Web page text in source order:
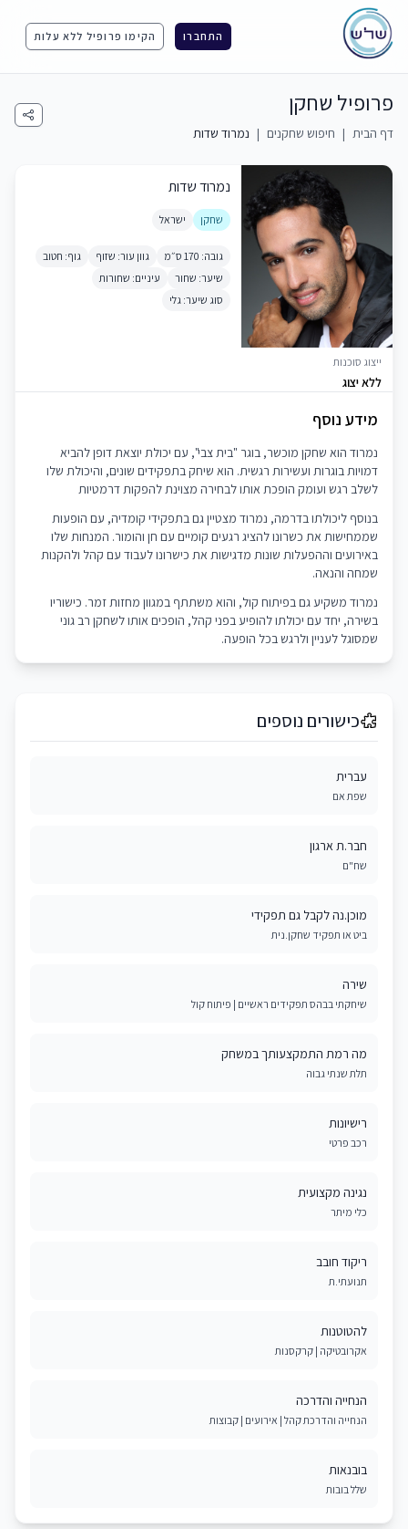
התחברו הקימו פרופיל ללא עלות
פרופיל שחקן
דף הבית | חיפוש שחקנים | נמרוד שדות
ייצוג סוכנות
ללא יצוג
נמרוד שדות
שחקן ישראל
גובה: 170 ס״מ גוון עור: שזוף
גוף: חטוב
שיער: שחור
עיניים: שחורות
סוג שיער: גלי
מידע נוסף
נמרוד הוא שחקן מוכשר, בוגר "בית צבי", עם יכולת יוצאת דופן להביא
דמויות בוגרות ועשירות רגשית. הוא שיחק בתפקידים שונים, והיכולת שלו
לשלב רגש ועומק הופכת אותו לבחירה מצוינת להפקות דרמטיות
בנוסף ליכולתו בדרמה, נמרוד מצטיין גם בתפקידי קומדיה, עם הופעות
שממחישות את כשרונו להציג רגעים קומיים עם חן והומור. המנחות שלו
באירועים וההפעלות שונות מדגישות את כישרונו לעבוד עם קהל ולהקנות
שמחה והנאה.
נמרוד משקיע גם בפיתוח קול, והוא משתתף במגוון מחזות זמר. כישוריו
בשירה, יחד עם יכולתו להופיע בפני קהל, הופכים אותו לשחקן רב גוני
שמסוגל לעניין ולרגש בכל הופעה.
כישורים נוספים
עברית
שפת אם
חבר.ת ארגון
שח"ם
מוכן.נה לקבל גם תפקידי
ביט או תפקיד שחקן.נית
שירה
שיחקתי בבהס תפקידים ראשיים | פיתוח קול
מה רמת התמקצעותך במשחק
תלת שנתי גבוה
רישיונות
רכב פרטי
נגינה מקצועית
כלי מיתר
ריקוד חובב
תנועתי.ת
להטוטנות
אקרובטיקה | קרקסנות
הנחייה והדרכה
הנחייה והדרכת קהל | אירועים | קבוצות
בובנאות
שלל בובות